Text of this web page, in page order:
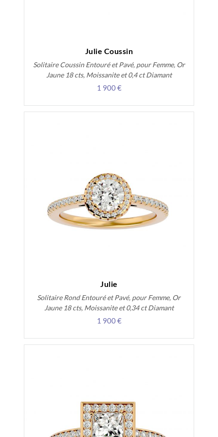
Julie Coussin
Solitaire Coussin Entouré et Pavé, pour Femme, Or
Jaune 18 cts, Moissanite et 0,4 ct Diamant
1 900 €
Julie
Solitaire Rond Entouré et Pavé, pour Femme, Or
Jaune 18 cts, Moissanite et 0,34 ct Diamant
1 900 €